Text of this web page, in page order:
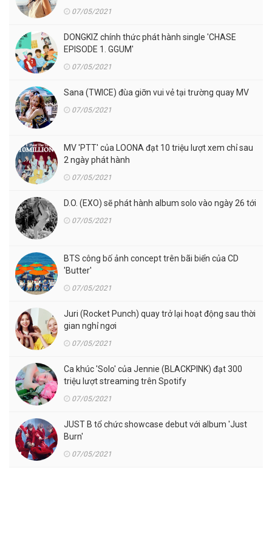
07/05/2021
DONGKIZ chính thức phát hành single 'CHASE
EPISODE 1. GGUM'
07/05/2021
Sana (TWICE) đùa giỡn vui vẻ tại trường quay MV
07/05/2021
MV 'PTT' của LOONA đạt 10 triệu lượt xem chỉ sau
2 ngày phát hành
07/05/2021
D.O. (EXO) sẽ phát hành album solo vào ngày 26 tới
07/05/2021
BTS công bố ảnh concept trên bãi biển của CD
'Butter'
07/05/2021
Juri (Rocket Punch) quay trở lại hoạt động sau thời
gian nghỉ ngơi
07/05/2021
Ca khúc 'Solo' của Jennie (BLACKPINK) đạt 300
triệu lượt streaming trên Spotify
07/05/2021
JUST B tổ chức showcase debut với album 'Just
Burn'
07/05/2021